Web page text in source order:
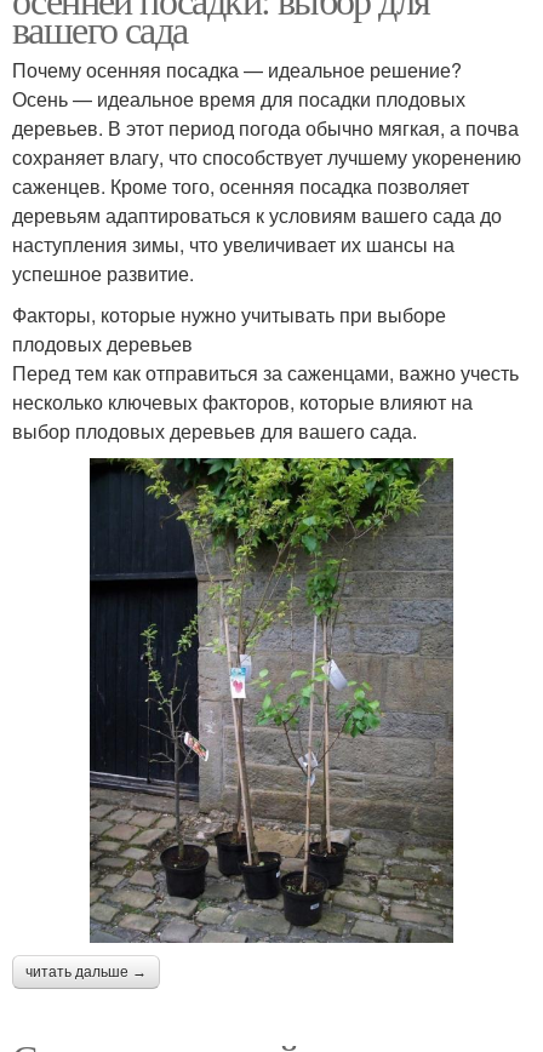
вашего сада
Почему осенняя посадка — идеальное решение?
Осень — идеальное время для посадки плодовых
деревьев. В этот период погода обычно мягкая, а почва
сохраняет влагу, что способствует лучшему укоренению
саженцев. Кроме того, осенняя посадка позволяет
деревьям адаптироваться к условиям вашего сада до
наступления зимы, что увеличивает их шансы на
успешное развитие.
Факторы, которые нужно учитывать при выборе
плодовых деревьев
Перед тем как отправиться за саженцами, важно учесть
несколько ключевых факторов, которые влияют на
выбор плодовых деревьев для вашего сада.
читать дальше →